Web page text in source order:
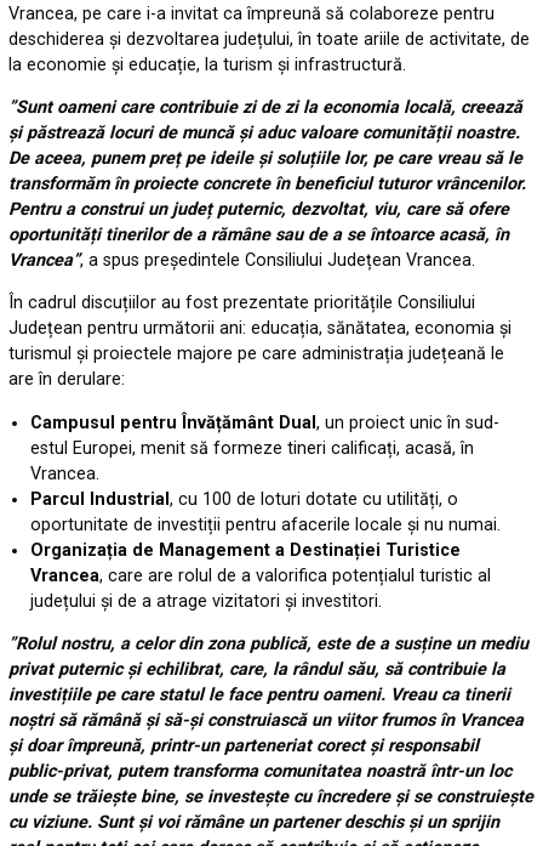
Vrancea, pe care i-a invitat ca împreună să colaboreze pentru
deschiderea și dezvoltarea județului, în toate ariile de activitate, de
la economie și educație, la turism și infrastructură.
”Sunt oameni care contribuie zi de zi la economia locală, creează
și păstrează locuri de muncă și aduc valoare comunității noastre.
De aceea, punem preț pe ideile și soluțiile lor, pe care vreau să le
transformăm în proiecte concrete în beneficiul tuturor vrâncenilor.
Pentru a construi un județ puternic, dezvoltat, viu, care să ofere
oportunități tinerilor de a rămâne sau de a se întoarce acasă, în
Vrancea”, a spus președintele Consiliului Județean Vrancea.
În cadrul discuțiilor au fost prezentate prioritățile Consiliului
Județean pentru următorii ani: educația, sănătatea, economia și
turismul și proiectele majore pe care administrația județeană le
are în derulare:
Campusul pentru Învățământ Dual, un proiect unic în sud-
estul Europei, menit să formeze tineri calificați, acasă, în
Vrancea.
Parcul Industrial, cu 100 de loturi dotate cu utilități, o
oportunitate de investiții pentru afacerile locale și nu numai.
Organizația de Management a Destinației Turistice
Vrancea, care are rolul de a valorifica potențialul turistic al
județului și de a atrage vizitatori și investitori.
”Rolul nostru, a celor din zona publică, este de a susține un mediu
privat puternic și echilibrat, care, la rândul său, să contribuie la
investițiile pe care statul le face pentru oameni. Vreau ca tinerii
noștri să rămână și să-și construiască un viitor frumos în Vrancea
și doar împreună, printr-un parteneriat corect și responsabil
public-privat, putem transforma comunitatea noastră într-un loc
unde se trăiește bine, se investește cu încredere și se construiește
cu viziune. Sunt și voi rămâne un partener deschis și un sprijin